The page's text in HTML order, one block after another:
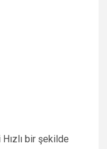
bir şekilde